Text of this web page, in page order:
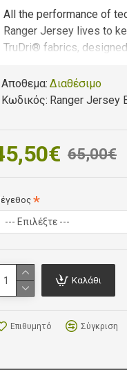
All the performance of
Ranger Jersey lives to
TruDri® fabrics,
It’s tailored specifically
coverage as you move
Αποθεμα: Διαθέσιμο
Κωδικός: Ranger Jersey
65,00€
Καλάθι
Επιθυμητό Σύγκριση